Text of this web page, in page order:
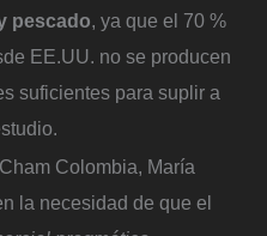
pescado, ya que el 70 %
EE.UU. no se producen
suficientes para suplir a
Colombia, María
la necesidad de que el